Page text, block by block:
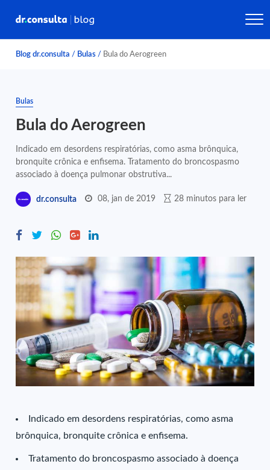
Blog dr.consulta / Bulas / Bula do Aerogreen
Bulas
Bula do Aerogreen
Indicado em desordens respiratórias, como asma brônquica,
bronquite crônica e enfisema. Tratamento do broncospasmo
associado à doença pulmonar obstrutiva...
dr.consulta 08, jan de 2019 28 minutos para ler
Indicado em desordens respiratórias, como asma
brônquica, bronquite crônica e enfisema.
Tratamento do broncospasmo associado à doença